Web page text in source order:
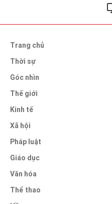
Trang chủ
Thời sự
Góc nhìn
Thế giới
Kinh tế
Xã hội
Pháp luật
Giáo dục
Văn hóa
Thể thao